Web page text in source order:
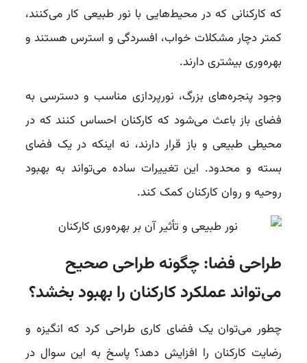
که کارکنانی که در محیط‌هایی با نور طبیعی کار می‌کنند،
کمتر دچار مشکلات خواب، افسردگی و استرس هستند و
بهره‌وری بیشتری دارند.
وجود پنجره‌های بزرگ، نورپردازی مناسب و دسترسی به
فضای باز باعث می‌شود که کارکنان احساس کنند که در
محیطی طبیعی و باز قرار دارند، نه اینکه در یک فضای
بسته و محدود. این تغییرات ساده می‌تواند به بهبود
روحیه و روان کارکنان کمک کند.
طراحی فضا: چگونه طراحی صحیح
می‌تواند عملکرد کارکنان را بهبود بخشد؟
چطور می‌توان یک فضای کاری طراحی کرد که انگیزه و
رضایت کارکنان را افزایش دهد؟ پاسخ به این سوال در